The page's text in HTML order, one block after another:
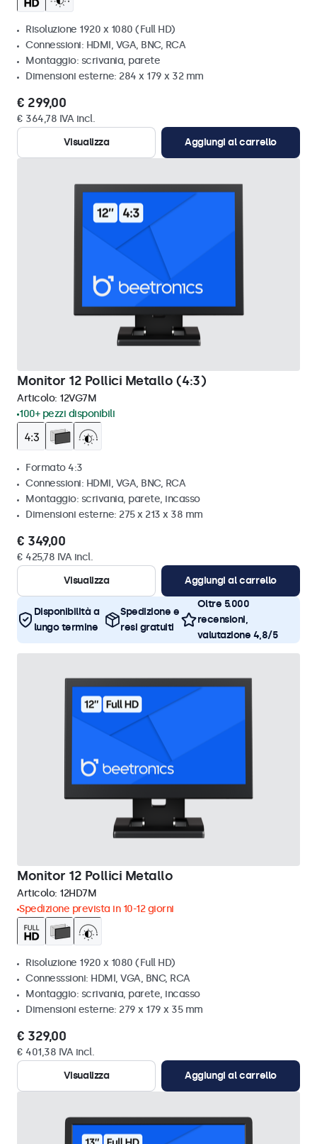
Risoluzione 1920 x 1080 (Full HD)
Connessioni: HDMI, VGA, BNC, RCA
Montaggio: scrivania, parete
Dimensioni esterne: 284 x 179 x 32 mm
€ 299,00
€ 364,78 IVA incl.
Visualizza
Aggiungi al carrello
Monitor 12 Pollici Metallo (4:3)
Articolo: 12VG7M
100+ pezzi disponibili
Formato 4:3
Connessioni: HDMI, VGA, BNC, RCA
Montaggio: scrivania, parete, incasso
Dimensioni esterne: 275 x 213 x 38 mm
€ 349,00
€ 425,78 IVA incl.
Visualizza
Aggiungi al carrello
Disponibilità a
lungo termine
Spedizione e
resi gratuiti
Oltre 5.000
recensioni,
valutazione 4,8/5
Monitor 12 Pollici Metallo
Articolo: 12HD7M
Spedizione prevista in 10-12 giorni
Risoluzione 1920 x 1080 (Full HD)
Connesssioni: HDMI, VGA, BNC, RCA
Montaggio: scrivania, parete, incasso
Dimensioni esterne: 279 x 179 x 35 mm
€ 329,00
€ 401,38 IVA incl.
Visualizza
Aggiungi al carrello